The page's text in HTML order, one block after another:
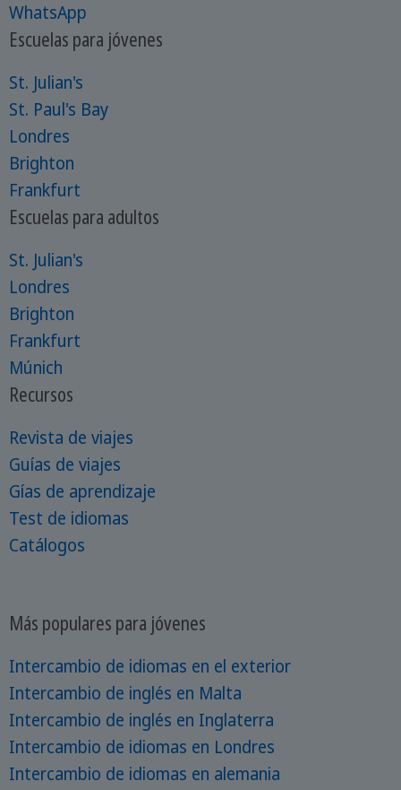
WhatsApp
Escuelas para jóvenes
St. Julian's
St. Paul's Bay
Londres
Brighton
Frankfurt
Escuelas para adultos
St. Julian's
Londres
Brighton
Frankfurt
Múnich
Recursos
Revista de viajes
Guías de viajes
Gías de aprendizaje
Test de idiomas
Catálogos
Más populares para jóvenes
Intercambio de idiomas en el exterior
Intercambio de inglés en Malta
Intercambio de inglés en Inglaterra
Intercambio de idiomas en Londres
Intercambio de idiomas en alemania